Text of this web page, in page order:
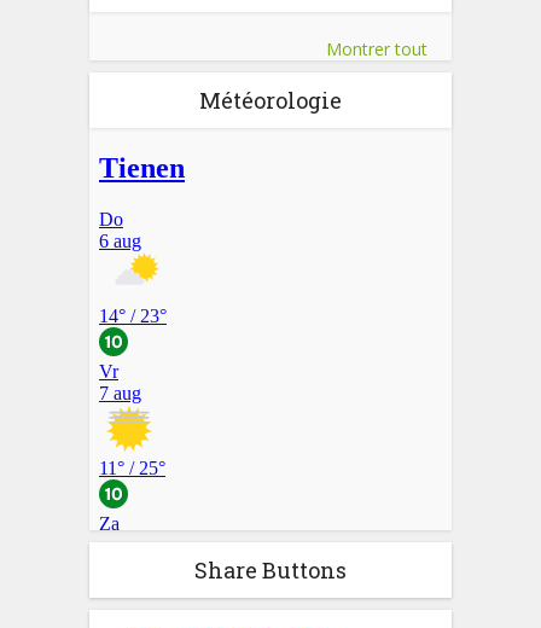
Montrer tout
Météorologie
Share Buttons